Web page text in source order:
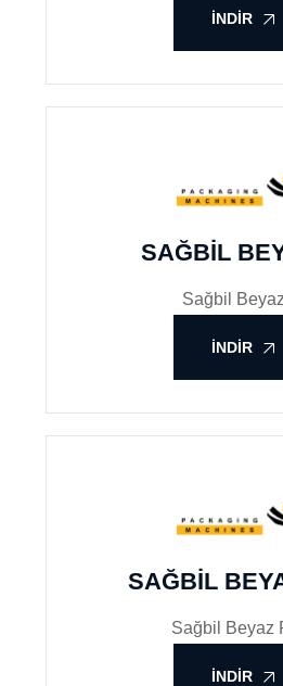
İNDIR
SAĞBIL
Sağbil
İNDIR
SAĞBIL
Sağbil Beyaz
İNDIR